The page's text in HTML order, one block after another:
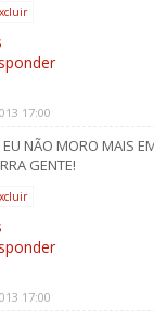
17:00
NÃO MORO MAIS
GENTE!
17:00